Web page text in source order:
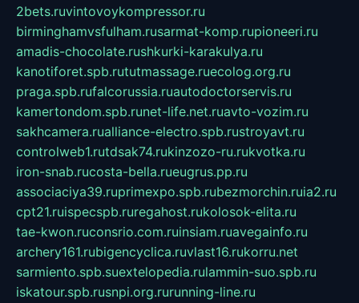
2bets.ruvintovoykompressor.ru
birminghamvsfulham.rusarmat-komp.rupioneeri.ru
amadis-chocolate.rushkurki-karakulya.ru
kanotiforet.spb.rututmassage.ruecolog.org.ru
praga.spb.rufalcorussia.ruautodoctorservis.ru
kamertondom.spb.runet-life.net.ruavto-vozim.ru
sakhcamera.rualliance-electro.spb.rustroyavt.ru
controlweb1.rutdsak74.rukinzozo-ru.rukvotka.ru
iron-snab.rucosta-bella.rueugrus.pp.ru
associaciya39.ruprimexpo.spb.rubezmorchin.ruia2.ru
cpt21.ruispecspb.ruregahost.rukolosok-elita.ru
tae-kwon.ruconsrio.com.ruinsiam.ruavegainfo.ru
archery161.rubigencyclica.ruvlast16.rukorru.net
sarmiento.spb.suextelopedia.rulammin-suo.spb.ru
iskatour.spb.rusnpi.org.rurunning-line.ru